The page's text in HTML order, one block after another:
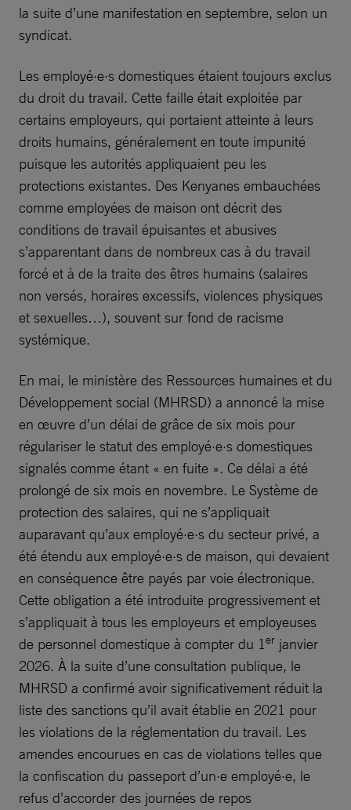
la suite d’une manifestation en septembre, selon un
syndicat.
Les employé·e·s domestiques étaient toujours exclus
du droit du travail. Cette faille était exploitée par
certains employeurs, qui portaient atteinte à leurs
droits humains, généralement en toute impunité
puisque les autorités appliquaient peu les
protections existantes. Des Kenyanes embauchées
comme employées de maison ont décrit des
conditions de travail épuisantes et abusives
s’apparentant dans de nombreux cas à du travail
forcé et à de la traite des êtres humains (salaires
non versés, horaires excessifs, violences physiques
et sexuelles…), souvent sur fond de racisme
systémique.
En mai, le ministère des Ressources humaines et du
Développement social (MHRSD) a annoncé la mise
en œuvre d’un délai de grâce de six mois pour
régulariser le statut des employé·e·s domestiques
signalés comme étant « en fuite ». Ce délai a été
prolongé de six mois en novembre. Le Système de
protection des salaires, qui ne s’appliquait
auparavant qu’aux employé·e·s du secteur privé, a
été étendu aux employé·e·s de maison, qui devaient
en conséquence être payés par voie électronique.
Cette obligation a été introduite progressivement et
s’appliquait à tous les employeurs et employeuses
de personnel domestique à compter du 1 er janvier
2026. À la suite d’une consultation publique, le
MHRSD a confirmé avoir significativement réduit la
liste des sanctions qu’il avait établie en 2021 pour
les violations de la réglementation du travail. Les
amendes encourues en cas de violations telles que
la confiscation du passeport d’un·e employé·e, le
refus d’accorder des journées de repos